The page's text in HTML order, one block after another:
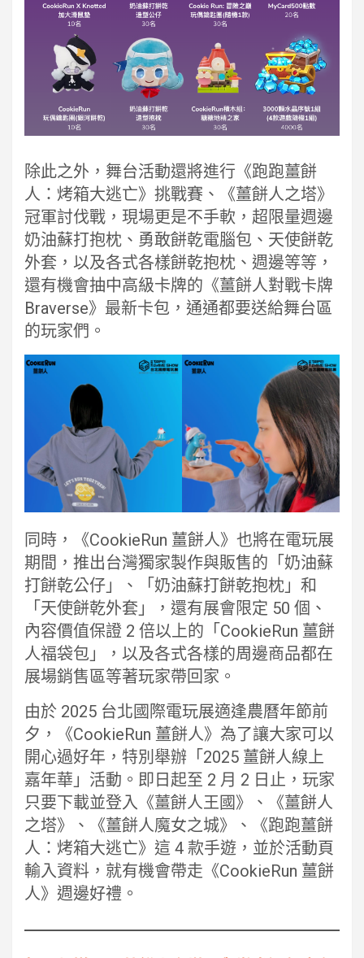
除此之外，舞台活動還將進行《跑跑薑餅
人：烤箱大逃亡》挑戰賽、《薑餅人之塔》
冠軍討伐戰，現場更是不手軟，超限量週邊
奶油蘇打抱枕、勇敢餅乾電腦包、天使餅乾
外套，以及各式各樣餅乾抱枕、週邊等等，
還有機會抽中高級卡牌的《薑餅人對戰卡牌
Braverse》最新卡包，通通都要送給舞台區
的玩家們。
同時，《CookieRun 薑餅人》也將在電玩展
期間，推出台灣獨家製作與販售的「奶油蘇
打餅乾公仔」、「奶油蘇打餅乾抱枕」和
「天使餅乾外套」，還有展會限定 50 個、
內容價值保證 2 倍以上的「CookieRun 薑餅
人福袋包」，以及各式各樣的周邊商品都在
展場銷售區等著玩家帶回家。
由於 2025 台北國際電玩展適逢農曆年節前
夕，《CookieRun 薑餅人》為了讓大家可以
開心過好年，特別舉辦「2025 薑餅人線上
嘉年華」活動。即日起至 2 月 2 日止，玩家
只要下載並登入《薑餅人王國》、《薑餅人
之塔》、《薑餅人魔女之城》、《跑跑薑餅
人：烤箱大逃亡》這 4 款手遊，並於活動頁
輸入資料，就有機會帶走《CookieRun 薑餅
人》週邊好禮。